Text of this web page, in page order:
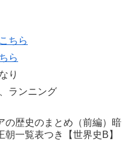
こちら
ら
り
ランニング
の歴史のまとめ（前編）暗
朝一覧表つき【世界史B】